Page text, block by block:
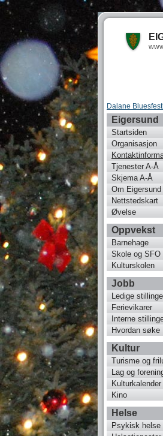
Dalane
Eigersund
Startsiden
Organisasjon
Tjenester A-Å
Skjema A-Å
Om Eigersund
Nettstedskart
Øvelse
Oppvekst
Barnehage
Skole og SFO
Kulturskolen
Jobb
Ledige
Ferievikarer
Interne
Hvordan søke
Kultur
Turisme og
Lag og
Kulturkalender
Kino
Helse
Psykisk helse